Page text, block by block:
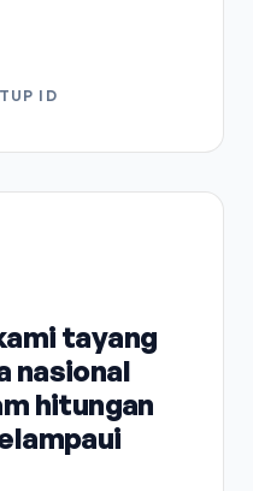
ID
tayang
nasional
hitungan